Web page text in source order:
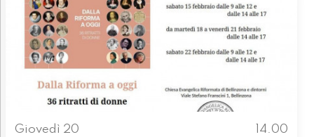
Giovedì 20
14.00